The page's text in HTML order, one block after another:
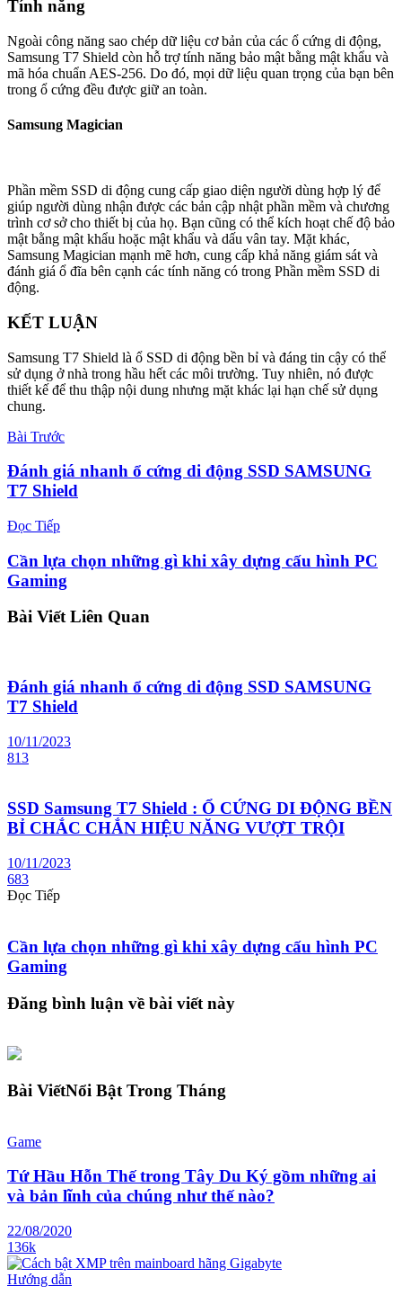
Tính năng
Ngoài công năng sao chép dữ liệu cơ bản của các ổ cứng di động,
Samsung T7 Shield còn hỗ trợ tính năng bảo mật bằng mật khẩu và
mã hóa chuẩn AES-256. Do đó, mọi dữ liệu quan trọng của bạn bên
trong ổ cứng đều được giữ an toàn.
Samsung Magician
Phần mềm SSD di động cung cấp giao diện người dùng hợp lý để
giúp người dùng nhận được các bản cập nhật phần mềm và chương
trình cơ sở cho thiết bị của họ. Bạn cũng có thể kích hoạt chế độ bảo
mật bằng mật khẩu hoặc mật khẩu và dấu vân tay. Mặt khác,
Samsung Magician mạnh mẽ hơn, cung cấp khả năng giám sát và
đánh giá ổ đĩa bên cạnh các tính năng có trong Phần mềm SSD di
động.
KẾT LUẬN
Samsung T7 Shield là ổ SSD di động bền bỉ và đáng tin cậy có thể
sử dụng ở nhà trong hầu hết các môi trường. Tuy nhiên, nó được
thiết kế để thu thập nội dung nhưng mặt khác lại hạn chế sử dụng
chung.
Bài Trước
Đánh giá nhanh ổ cứng di động SSD SAMSUNG
T7 Shield
Đọc Tiếp
Cần lựa chọn những gì khi xây dựng cấu hình PC
Gaming
Bài ViếtLiên Quan
Đánh giá nhanh ổ cứng di động SSD SAMSUNG
T7 Shield
10/11/2023
813
SSD Samsung T7 Shield : Ổ CỨNG DI ĐỘNG BỀN
BỈ CHẮC CHẮN HIỆU NĂNG VƯỢT TRỘI
10/11/2023
683
Đọc Tiếp
Cần lựa chọn những gì khi xây dựng cấu hình PC
Gaming
Đăng bình luận về bài viết này
Bài ViếtNổi Bật Trong Tháng
Game
Tứ Hầu Hỗn Thế trong Tây Du Ký gồm những ai
và bản lĩnh của chúng như thế nào?
22/08/2020
136k
Hướng dẫn